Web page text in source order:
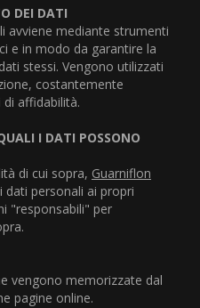
DEI DATI
avviene mediante strumenti
e in modo da garantire la
stessi. Vengono utilizzati
costantemente
affidabilità.
I DATI POSSONO
di cui sopra, Guarniflon
dati personali ai propri
"responsabili" per
vengono memorizzate dal
pagine online.